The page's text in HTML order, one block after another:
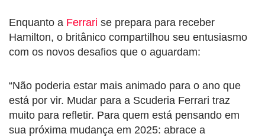
Enquanto a Ferrari se prepara para receber
Hamilton, o britânico compartilhou seu entusiasmo
com os novos desafios que o aguardam:
“Não poderia estar mais animado para o ano que
está por vir. Mudar para a Scuderia Ferrari traz
muito para refletir. Para quem está pensando em
sua próxima mudança em 2025: abrace a